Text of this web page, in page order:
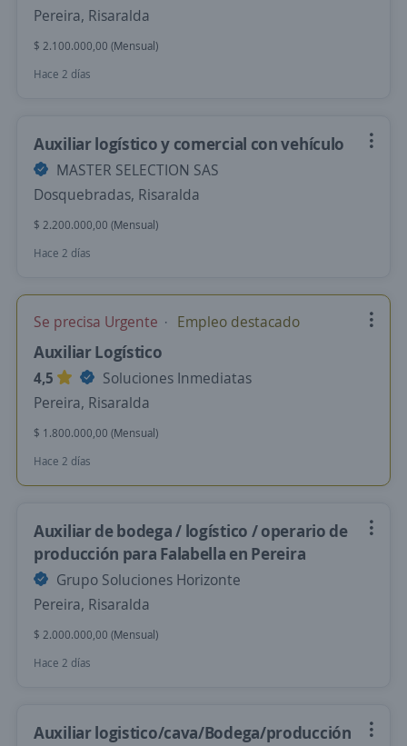
Pereira, Risaralda
$ 2.100.000,00 (Mensual)
Hace 2 días
Auxiliar logístico y comercial con vehículo
MASTER SELECTION SAS
Dosquebradas, Risaralda
$ 2.200.000,00 (Mensual)
Hace 2 días
Se precisa Urgente Empleo destacado
Auxiliar Logístico
4,5
Soluciones Inmediatas
Pereira, Risaralda
$ 1.800.000,00 (Mensual)
Hace 2 días
Auxiliar de bodega / logístico / operario de
producción para Falabella en Pereira
Grupo Soluciones Horizonte
Pereira, Risaralda
$ 2.000.000,00 (Mensual)
Hace 2 días
Auxiliar logistico/cava/Bodega/producción